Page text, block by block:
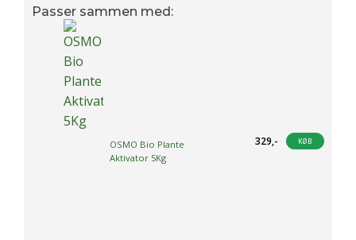
Passer sammen med:
OSMO Bio Plante
Aktivator 5Kg
329,- KØB